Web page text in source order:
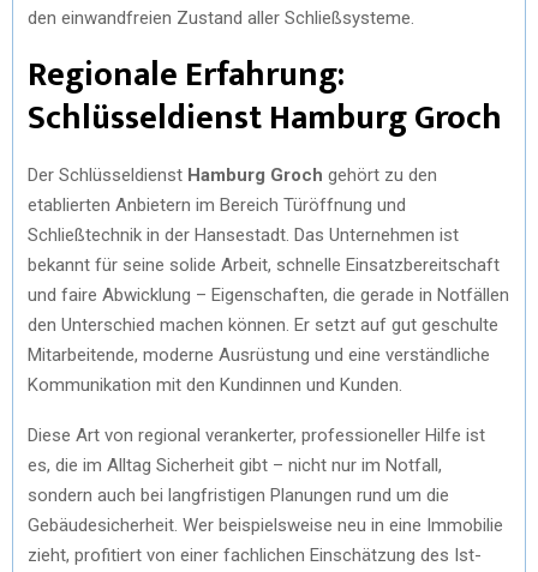
den einwandfreien Zustand aller Schließsysteme.
Regionale Erfahrung:
Schlüsseldienst Hamburg Groch
Der Schlüsseldienst Hamburg Groch gehört zu den
etablierten Anbietern im Bereich Türöffnung und
Schließtechnik in der Hansestadt. Das Unternehmen ist
bekannt für seine solide Arbeit, schnelle Einsatzbereitschaft
und faire Abwicklung – Eigenschaften, die gerade in Notfällen
den Unterschied machen können. Er setzt auf gut geschulte
Mitarbeitende, moderne Ausrüstung und eine verständliche
Kommunikation mit den Kundinnen und Kunden.
Diese Art von regional verankerter, professioneller Hilfe ist
es, die im Alltag Sicherheit gibt – nicht nur im Notfall,
sondern auch bei langfristigen Planungen rund um die
Gebäudesicherheit. Wer beispielsweise neu in eine Immobilie
zieht, profitiert von einer fachlichen Einschätzung des Ist-